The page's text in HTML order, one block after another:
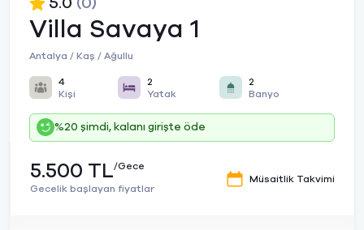
Villa Savaya 1
Antalya / Kaş / Ağullu
5.0 (0)
4
Kişi
2
Yatak
2
Banyo
%20 şimdi, kalanı girişte öde
5.500 TL/Gece
Gecelik başlayan fiyatlar
Müsaitlik Takvimi